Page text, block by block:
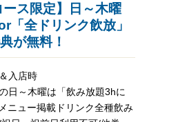
ース限定】日～木曜
「全ドリンク飲放」
が無料！
入店時
日～木曜は「飲み放題3hに
ニュー掲載ドリンク全種飲み